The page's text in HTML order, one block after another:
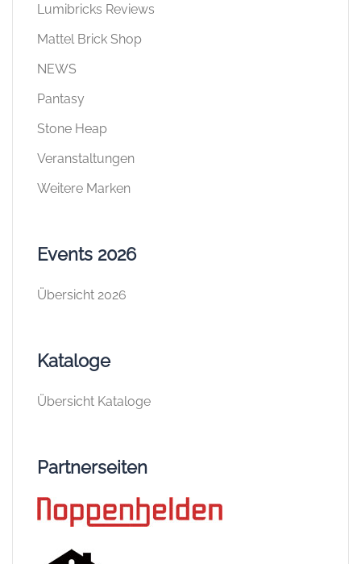
Lumibricks Reviews
Mattel Brick Shop
NEWS
Pantasy
Stone Heap
Veranstaltungen
Weitere Marken
Events 2026
Übersicht 2026
Kataloge
Übersicht Kataloge
Partnerseiten